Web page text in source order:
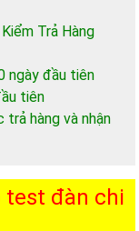
Trả Hàng
ngày đầu tiên
tiên
trả hàng và nhận
test đàn chi